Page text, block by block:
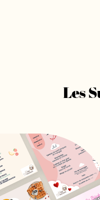
Les